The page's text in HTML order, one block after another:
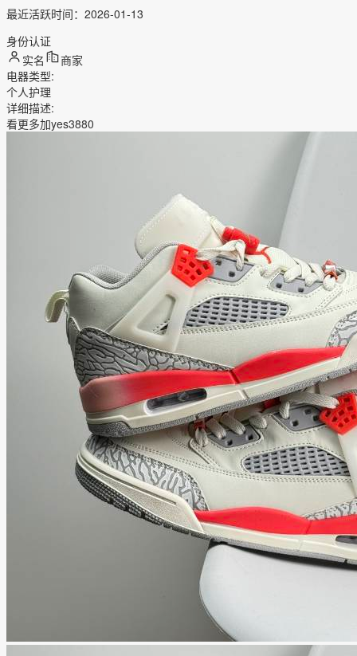
最近活跃时间： 2026-01-13
身份认证
实名
商家
电器类型:
个人护理
详细描述:
看更多加yes3880